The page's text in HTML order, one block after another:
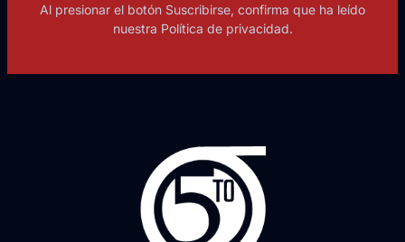
Al presionar el botón Suscribirse, confirma que ha leído
nuestra Política de privacidad.